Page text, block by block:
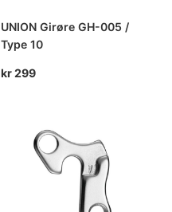
UNION Girøre GH-005 /
Type 10
kr299